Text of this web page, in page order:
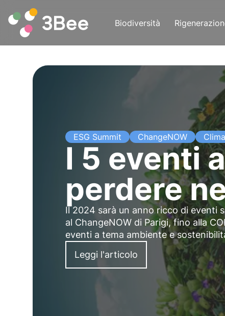
Biodiversità
ESG Summit ChangeNOW
I 5 eventi
perdere
Il 2024 sarà un anno ricco di eventi
al ChangeNOW di Parigi, fino alla
eventi a tema ambiente e
Leggi l'articolo